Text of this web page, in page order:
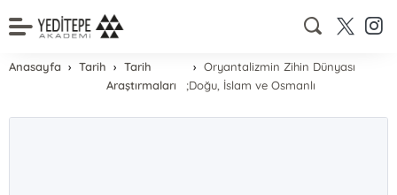
Anasayfa Tarih
Tarih
Araştırmaları
Oryantalizmin Zihin Dünyası
;Doğu, İslam ve Osmanlı